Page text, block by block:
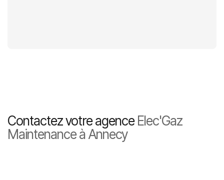
Contactez votre agenceElec'Gaz
Maintenance à Annecy